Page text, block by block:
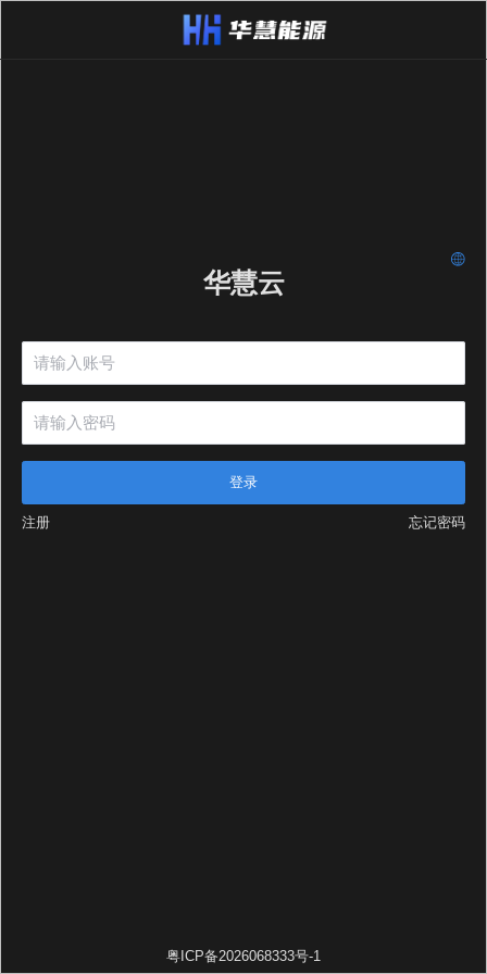
华慧云
登录
注册 忘记密码
粤ICP备2026068333号-1